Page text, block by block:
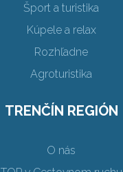
Šport a turistika
Kúpele a relax
Rozhľadne
Agroturistika
TRENČÍN REGIÓN
O nás